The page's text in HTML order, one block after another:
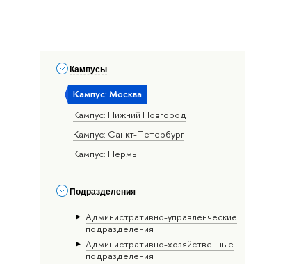
Кампусы
Кампус: Москва
Кампус: Нижний Новгород
Кампус: Санкт-Петербург
Кампус: Пермь
Подразделения
Административно-управленческие
подразделения
Административно-хозяйственные
подразделения